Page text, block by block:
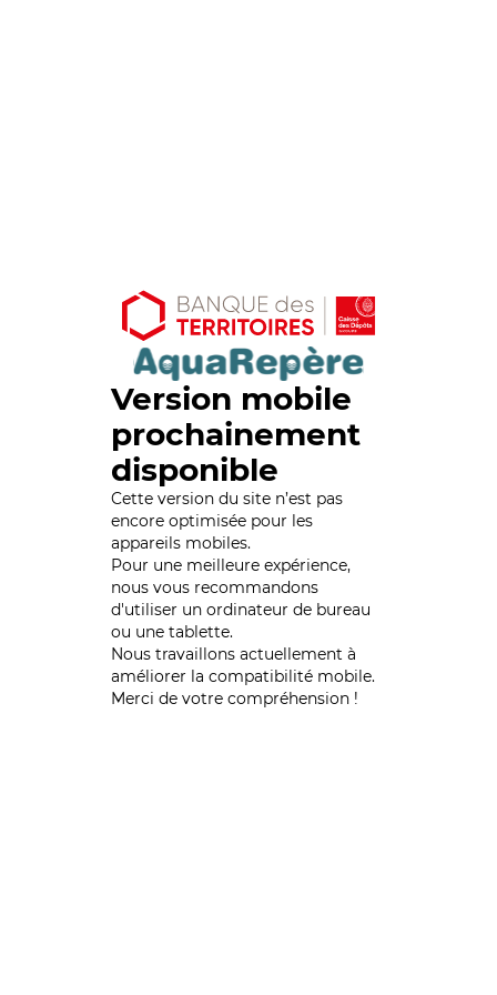
Version mobile
prochainement
disponible
Cette version du site n’est pas
encore optimisée pour les
appareils mobiles.
Pour une meilleure expérience,
nous vous recommandons
d'utiliser un ordinateur de bureau
ou une tablette.
Nous travaillons actuellement à
améliorer la compatibilité mobile.
Merci de votre compréhension !